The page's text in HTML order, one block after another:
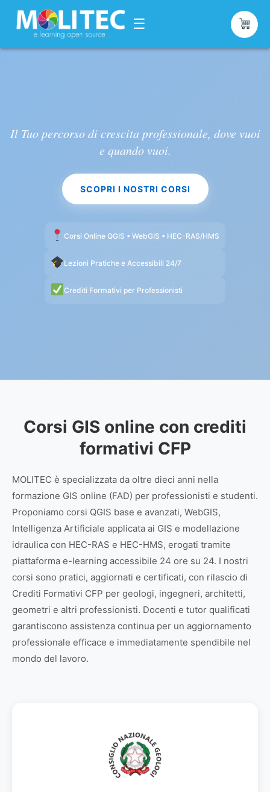
☰
Corsi Online QGIS • WebGIS • HEC-RAS/HMS
Lezioni Pratiche e Accessibili 24/7
Crediti Formativi per Professionisti
Il Tuo percorso di crescita professionale, dove vuoi
e quando vuoi.
SCOPRI I NOSTRI CORSI
Corsi GIS online con crediti
formativi CFP
MOLITEC è specializzata da oltre dieci anni nella
formazione GIS online (FAD) per professionisti e studenti.
Proponiamo corsi QGIS base e avanzati, WebGIS,
Intelligenza Artificiale applicata ai GIS e modellazione
idraulica con HEC-RAS e HEC-HMS, erogati tramite
piattaforma e-learning accessibile 24 ore su 24. I nostri
corsi sono pratici, aggiornati e certificati, con rilascio di
Crediti Formativi CFP per geologi, ingegneri, architetti,
geometri e altri professionisti. Docenti e tutor qualificati
garantiscono assistenza continua per un aggiornamento
professionale efficace e immediatamente spendibile nel
mondo del lavoro.